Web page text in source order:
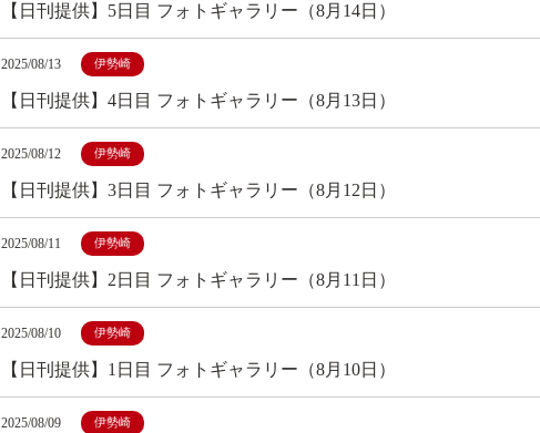
【日刊提供】5日目 フォトギャラリー（8月14日）
2025/08/13 伊勢崎
【日刊提供】4日目 フォトギャラリー（8月13日）
2025/08/12 伊勢崎
【日刊提供】3日目 フォトギャラリー（8月12日）
2025/08/11 伊勢崎
【日刊提供】2日目 フォトギャラリー（8月11日）
2025/08/10 伊勢崎
【日刊提供】1日目 フォトギャラリー（8月10日）
2025/08/09 伊勢崎